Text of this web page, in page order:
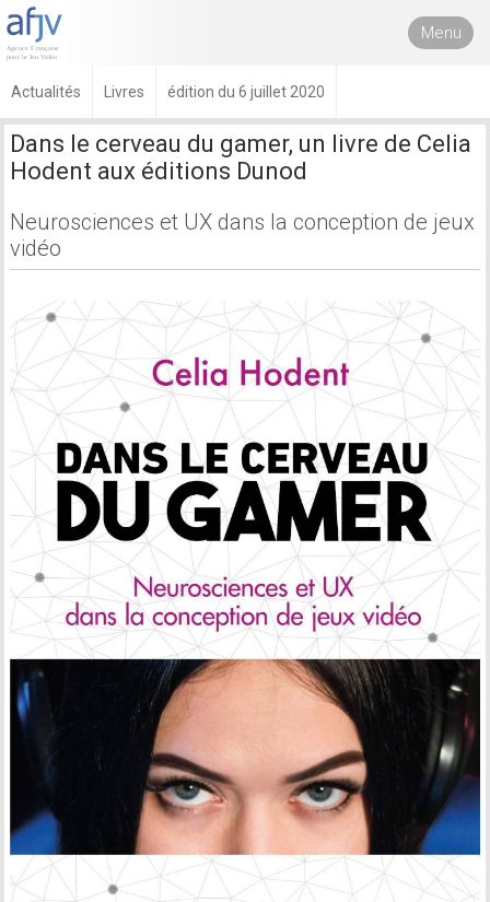
Menu
Actualités Livres édition du 6 juillet 2020
Dans le cerveau du gamer, un livre de Celia
Hodent aux éditions Dunod
Neurosciences et UX dans la conception de jeux
vidéo